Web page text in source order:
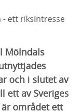
- ett riksintresse
Mölndals
och i slutet av
ett av Sveriges
området ett